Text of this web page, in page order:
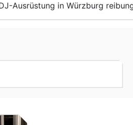
Ausrüstung in Würzburg